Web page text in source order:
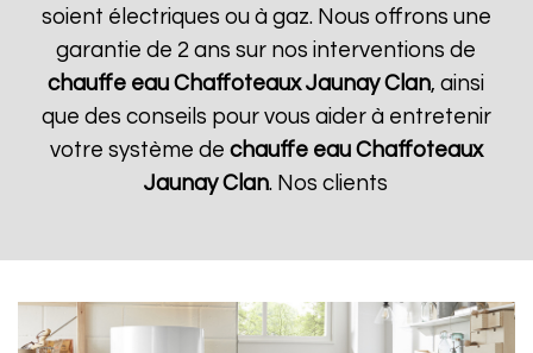
soient électriques ou à gaz. Nous offrons une
garantie de 2 ans sur nos interventions de
chauffe eau Chaffoteaux Jaunay Clan, ainsi
que des conseils pour vous aider à entretenir
votre système de chauffe eau Chaffoteaux
Jaunay Clan. Nos clients